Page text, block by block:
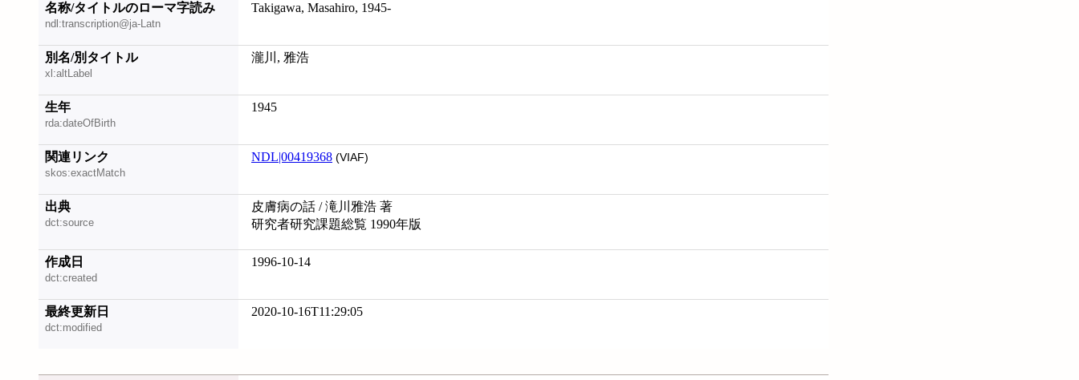
名称/タイトルのローマ字読み
ndl:transcription@ja-Latn
Takigawa, Masahiro, 1945-
別名/別タイトル
xl:altLabel
瀧川, 雅浩
生年
rda:dateOfBirth
1945
関連リンク
skos:exactMatch
NDL|00419368 (VIAF)
出典
dct:source
皮膚病の話 / 滝川雅浩 著
研究者研究課題総覧 1990年版
作成日
dct:created
1996-10-14
最終更新日
dct:modified
2020-10-16T11:29:05